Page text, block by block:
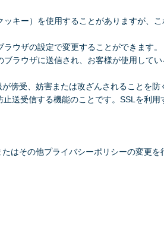
キー）を使用することがありますが、
ウザの設定で変更することができます。
ラウザに送信され、お客様が使用して
傍受、妨害または改ざんされることを
送受信する機能のことです。SSLを利用
はその他プライバシーポリシーの変更